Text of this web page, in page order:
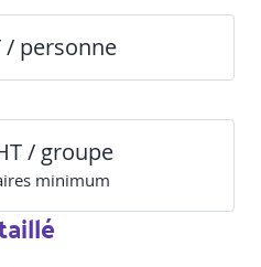
/ personne
/ groupe
s minimum